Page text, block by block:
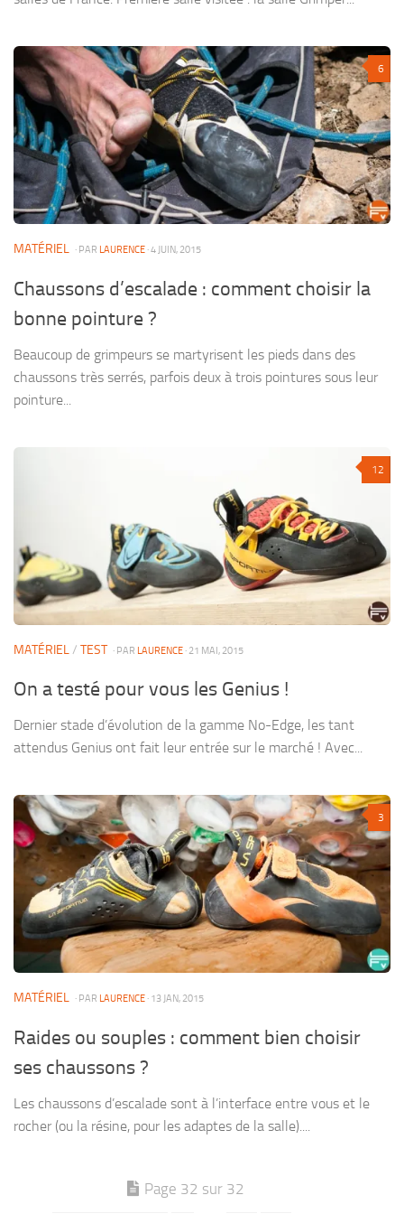
6
MATÉRIEL · PAR LAURENCE · 4 JUIN, 2015
Chaussons d’escalade : comment choisir la
bonne pointure ?
Beaucoup de grimpeurs se martyrisent les pieds dans des
chaussons très serrés, parfois deux à trois pointures sous leur
pointure...
12
MATÉRIEL/ TEST · PAR LAURENCE · 21 MAI, 2015
On a testé pour vous les Genius !
Dernier stade d’évolution de la gamme No-Edge, les tant
attendus Genius ont fait leur entrée sur le marché ! Avec...
3
MATÉRIEL · PAR LAURENCE · 13 JAN, 2015
Raides ou souples : comment bien choisir
ses chaussons ?
Les chaussons d’escalade sont à l’interface entre vous et le
rocher (ou la résine, pour les adaptes de la salle)....
Page 32 sur 32